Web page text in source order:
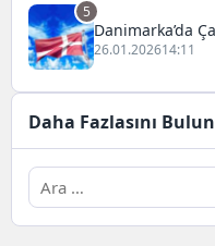
5
Danimarka’da
26.01.202614:11
Daha Fazlasını Bulun